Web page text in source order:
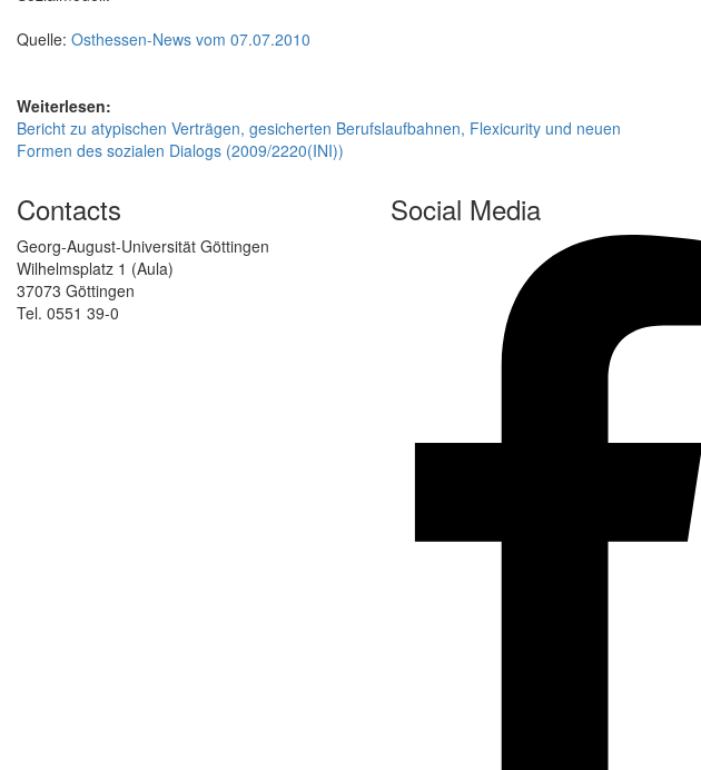
Quelle: Osthessen-News vom 07.07.2010
Weiterlesen:
Bericht zu atypischen Verträgen, gesicherten Berufslaufbahnen, Flexicurity und neuen
Formen des sozialen Dialogs (2009/2220(INI))
Contacts
Georg-August-Universität Göttingen
Wilhelmsplatz 1 (Aula)
37073 Göttingen
Tel. 0551 39-0
Social Media